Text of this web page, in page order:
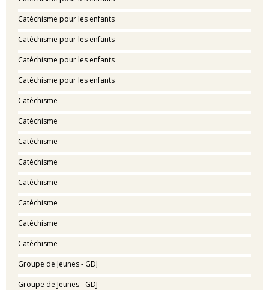
Catéchisme pour les enfants
Catéchisme pour les enfants
Catéchisme pour les enfants
Catéchisme pour les enfants
Catéchisme
Catéchisme
Catéchisme
Catéchisme
Catéchisme
Catéchisme
Catéchisme
Catéchisme
Groupe de Jeunes - GDJ
Groupe de Jeunes - GDJ